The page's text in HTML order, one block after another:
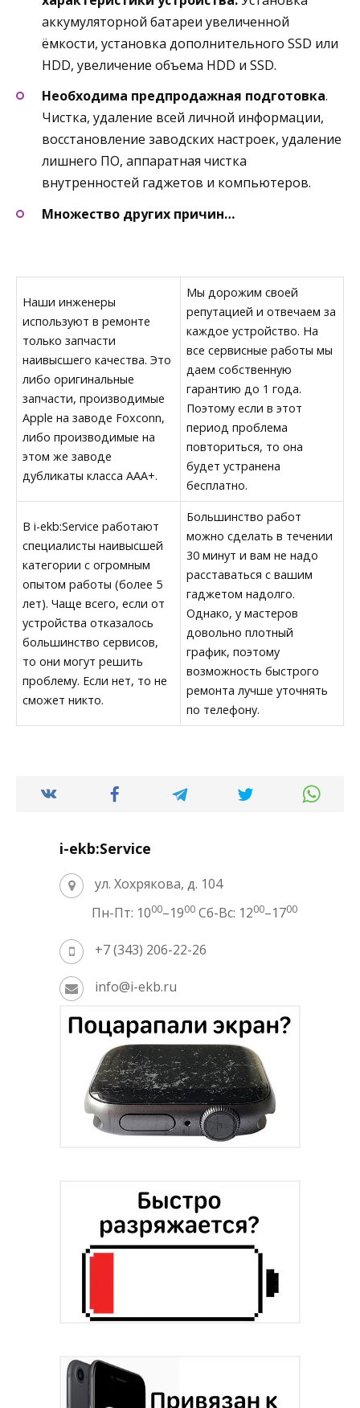
аккумуляторной батареи увеличенной
ёмкости, установка дополнительного SSD или
HDD, увеличение объема HDD и SSD.
Необходима предпродажная подготовка.
Чистка, удаление всей личной информации,
восстановление заводских настроек, удаление
лишнего ПО, аппаратная чистка
внутренностей гаджетов и компьютеров.
Множество других причин…
Наши инженеры
используют в ремонте
только запчасти
наивысшего качества. Это
либо оригинальные
запчасти, производимые
Apple на заводе Foxconn,
либо производимые на
этом же заводе
дубликаты класса AAA+.
Мы дорожим своей
репутацией и отвечаем за
каждое устройство. На
все сервисные работы мы
даем собственную
гарантию до 1 года.
Поэтому если в этот
период проблема
повториться, то она
будет устранена
бесплатно.
В i-ekb:Service работают
специалисты наивысшей
категории с огромным
опытом работы (более 5
лет). Чаще всего, если от
устройства отказалось
большинство сервисов,
то они могут решить
проблему. Если нет, то не
сможет никто.
Большинство работ
можно сделать в течении
30 минут и вам не надо
расставаться с вашим
гаджетом надолго.
Однако, у мастеров
довольно плотный
график, поэтому
возможность быстрого
ремонта лучше уточнять
по телефону.
i-ekb:Service
ул. Хохрякова, д. 104
Пн-Пт: 1000–1900 Сб-Вс: 1200–1700
+7 (343) 206-22-26
info@i-ekb.ru